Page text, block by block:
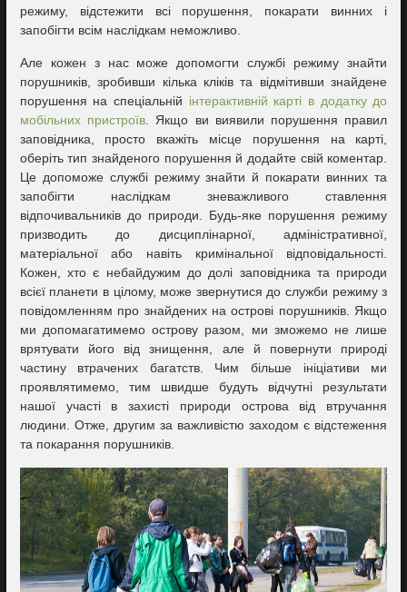
режиму, відстежити всі порушення, покарати винних і
запобігти всім наслідкам неможливо.
Але кожен з нас може допомогти службі режиму знайти
порушників, зробивши кілька кліків та відмітивши знайдене
порушення на спеціальній інтерактивній карті в додатку до
мобільних пристроїв. Якщо ви виявили порушення правил
заповідника, просто вкажіть місце порушення на карті,
оберіть тип знайденого порушення й додайте свій коментар.
Це допоможе службі режиму знайти й покарати винних та
запобігти наслідкам зневажливого ставлення
відпочивальників до природи. Будь-яке порушення режиму
призводить до дисциплінарної, адміністративної,
матеріальної або навіть кримінальної відповідальності.
Кожен, хто є небайдужим до долі заповідника та природи
всієї планети в цілому, може звернутися до служби режиму з
повідомленням про знайдених на острові порушників. Якщо
ми допомагатимемо острову разом, ми зможемо не лише
врятувати його від знищення, але й повернути природі
частину втрачених багатств. Чим більше ініціативи ми
проявлятимемо, тим швидше будуть відчутні результати
нашої участі в захисті природи острова від втручання
людини. Отже, другим за важливістю заходом є відстеження
та покарання порушників.